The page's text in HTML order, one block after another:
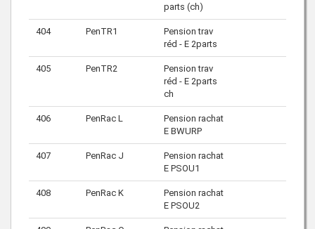
parts (ch)
404 PenTR1
Pension trav
réd - E 2parts
405 PenTR2
Pension trav
réd - E 2parts
ch
406 PenRac L
Pension rachat
E BWURP
407 PenRac J
Pension rachat
E PSOU1
408 PenRac K
Pension rachat
E PSOU2